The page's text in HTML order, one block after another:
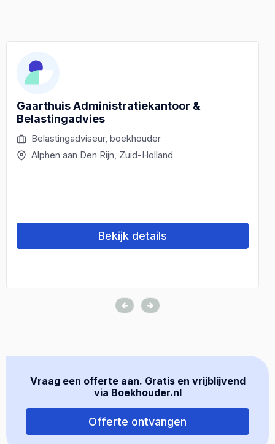
Gaarthuis Administratiekantoor &
Belastingadvies
Belastingadviseur, boekhouder
Alphen aan Den Rijn, Zuid-Holland
Bekijk details
Vraag een offerte aan. Gratis en vrijblijvend
via Boekhouder.nl
Offerte ontvangen